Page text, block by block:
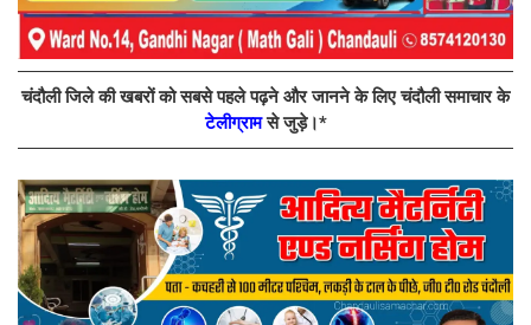
चंदौली जिले की खबरों को सबसे पहले पढ़ने और जानने के लिए चंदौली समाचार के
टेलीग्रामसे जुड़े।*